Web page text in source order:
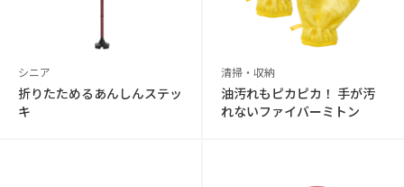
シニア
折りたためるあんしんステッ
キ
清掃・収納
油汚れもピカピカ！ 手が汚
れないファイバーミトン